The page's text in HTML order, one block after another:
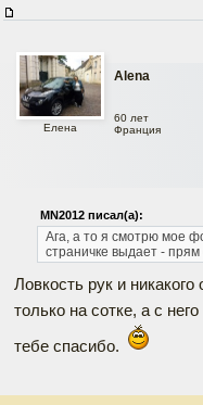
Alena
Елена
60 лет
Франция
MN2012 писал(а):
Ага, а то я смотрю мое
страничке выдает -
Ловкость рук и
только на сотке, а с
тебе спасибо.